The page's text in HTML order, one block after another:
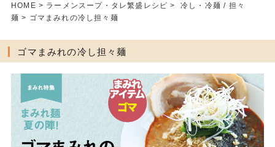
HOME > ラーメンスープ・タレ繁盛レシピ >冷し・冷麺 / 担々
麺 > ゴマまみれの冷し担々麺
ゴマまみれの冷し担々麺